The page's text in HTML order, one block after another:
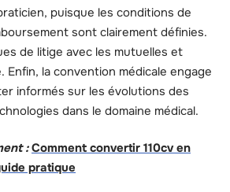
puisque les conditions de
sont clairement définies.
de litige avec les mutuelles et
Enfin, la convention médicale engage
informés sur les évolutions des
dans le domaine médical.
: Comment convertir 110cv en
pratique